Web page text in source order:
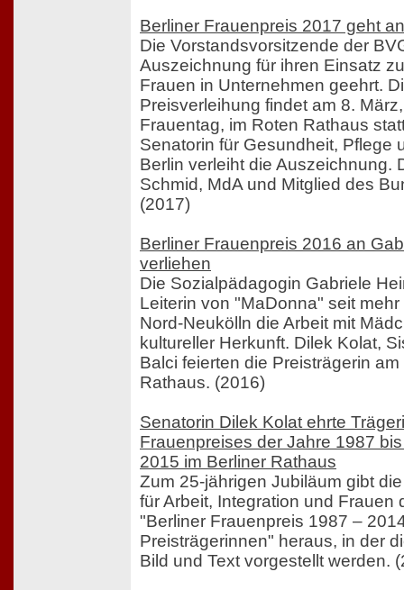
Berliner Frauenpreis 2017 geht
Die Vorstandsvorsitzende der
Auszeichnung für ihren Einsatz
Frauen in Unternehmen geehrt.
Preisverleihung findet am 8.
Frauentag, im Roten Rathaus
Senatorin für Gesundheit, Pflege
Berlin verleiht die Auszeichnung.
Schmid, MdA und Mitglied des
(2017)
Berliner Frauenpreis 2016 an
verliehen
Die Sozialpädagogin Gabriele
Leiterin von "MaDonna" seit
Nord-Neukölln die Arbeit mit
kultureller Herkunft. Dilek Kolat,
Balci feierten die Preisträgerin
Rathaus. (2016)
Senatorin Dilek Kolat ehrte
Frauenpreises der Jahre 1987
2015 im Berliner Rathaus
Zum 25-jährigen Jubiläum gibt
für Arbeit, Integration und Frauen
"Berliner Frauenpreis 1987 –
Preisträgerinnen" heraus, in der
Bild und Text vorgestellt werden.